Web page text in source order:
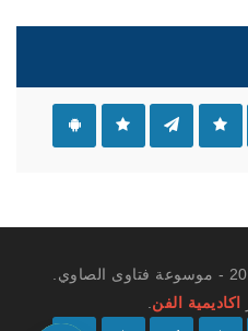
اكاديمية الفن